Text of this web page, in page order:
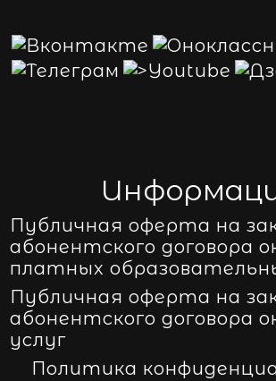
Публичная оферта на
абонентского договора
платных
Публичная оферта на
абонентского договора
услуг
Политика